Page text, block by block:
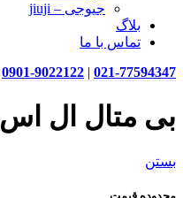
جیوجی – jiuji
بلاگ
تماس با ما
021-77594347
|
0901-9022122
بی متال ال اس
بستن